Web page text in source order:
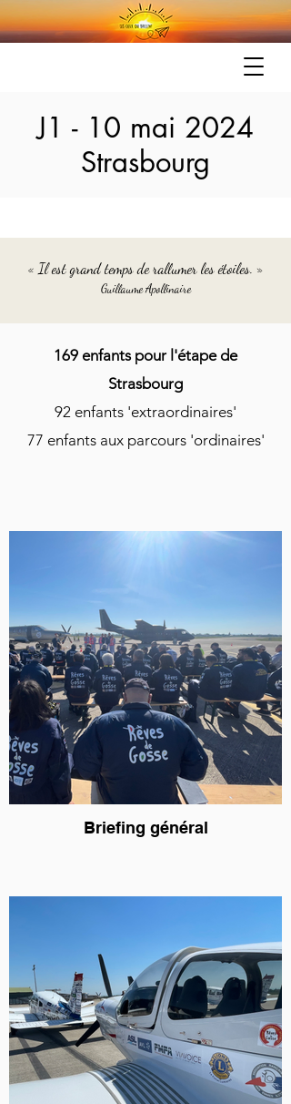
J1 - 10 mai 2024
Strasbourg
« Il est grand temps de rallumer les étoiles. »
Guillaume Apollinaire
169 enfants pour l'étape de
Strasbourg
92 enfants 'extraordinaires'
77 enfants aux parcours 'ordinaires'
Briefing général